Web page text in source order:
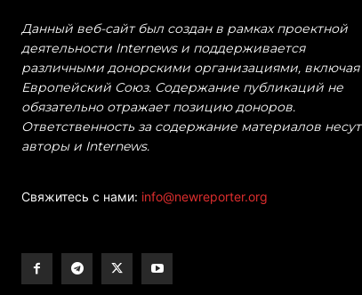
Данный веб-сайт был создан в рамках проектной
деятельности Internews и поддерживается
различными донорскими организациями, включая
Европейский Союз. Содержание публикаций не
обязательно отражает позицию доноров.
Ответственность за содержание материалов несут
авторы и Internews.
Свяжитесь с нами: info@newreporter.org